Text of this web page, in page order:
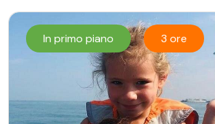
In primo piano 3 ore